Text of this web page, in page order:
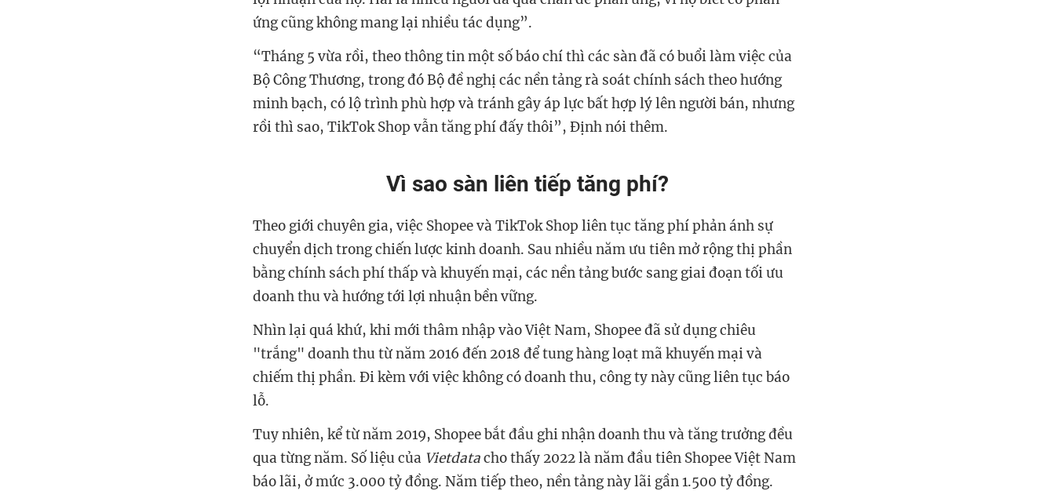
ứng cũng không mang lại nhiều tác dụng”.
“Tháng 5 vừa rồi, theo thông tin một số báo chí thì các sàn đã có buổi làm việc của
Bộ Công Thương, trong đó Bộ đề nghị các nền tảng rà soát chính sách theo hướng
minh bạch, có lộ trình phù hợp và tránh gây áp lực bất hợp lý lên người bán, nhưng
rồi thì sao, TikTok Shop vẫn tăng phí đấy thôi”, Định nói thêm.
Vì sao sàn liên tiếp tăng phí?
Theo giới chuyên gia, việc Shopee và TikTok Shop liên tục tăng phí phản ánh sự
chuyển dịch trong chiến lược kinh doanh. Sau nhiều năm ưu tiên mở rộng thị phần
bằng chính sách phí thấp và khuyến mại, các nền tảng bước sang giai đoạn tối ưu
doanh thu và hướng tới lợi nhuận bền vững.
Nhìn lại quá khứ, khi mới thâm nhập vào Việt Nam, Shopee đã sử dụng chiêu
"trắng" doanh thu từ năm 2016 đến 2018 để tung hàng loạt mã khuyến mại và
chiếm thị phần. Đi kèm với việc không có doanh thu, công ty này cũng liên tục báo
lỗ.
Tuy nhiên, kể từ năm 2019, Shopee bắt đầu ghi nhận doanh thu và tăng trưởng đều
qua từng năm. Số liệu của Vietdatacho thấy 2022 là năm đầu tiên Shopee Việt Nam
báo lãi, ở mức 3.000 tỷ đồng. Năm tiếp theo, nền tảng này lãi gần 1.500 tỷ đồng.